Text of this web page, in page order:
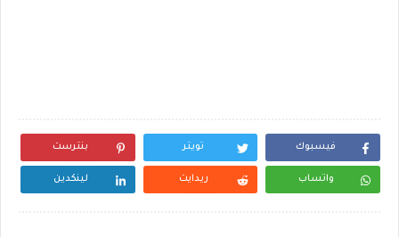
فيسبوك تويتر بنترست
واتساب ريدايت لينكدين